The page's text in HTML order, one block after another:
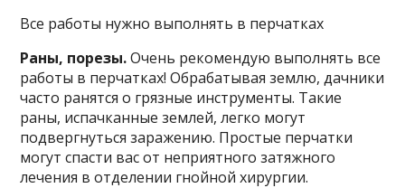
Все работы нужно выполнять в перчатках
Раны, порезы.Очень рекомендую выполнять все
работы в перчатках! Обрабатывая землю, дачники
часто ранятся о грязные инструменты. Такие
раны, испачканные землей, легко могут
подвергнуться заражению. Простые перчатки
могут спасти вас от неприятного затяжного
лечения в отделении гнойной хирургии.